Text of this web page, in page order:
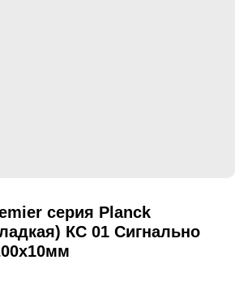
серия Planck
КС 01 Сигнально